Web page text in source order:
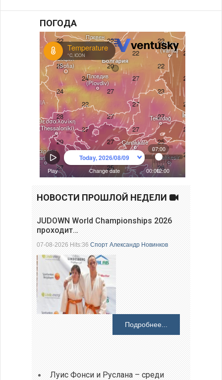
ПОГОДА
НОВОСТИ ПРОШЛОЙ НЕДЕЛИ
JUDOWN World Championships 2026
проходит…
07-08-2026 Hits:36Спорт Александр Новинков
Подробнее...
Луис Фонси и Руслана – среди